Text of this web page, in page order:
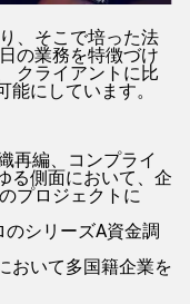
、そこで培った法
の業務を特徴づけ
クライアントに比
にしています。
再編、コンプライ
る側面において、企
プロジェクトに
シリーズA資金調
おいて多国籍企業を